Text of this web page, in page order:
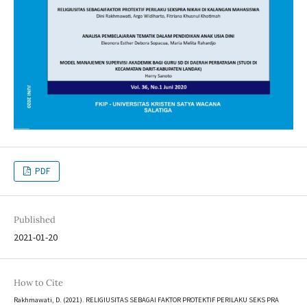
PDF
Published
2021-01-20
How to Cite
Rakhmawati, D. (2021). RELIGIUSITAS SEBAGAI FAKTOR PROTEKTIF PERILAKU SEKS PRA